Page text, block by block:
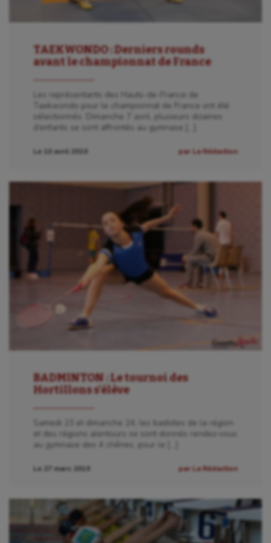
TAEKWONDO : Derniers rounds
avant le championnat de France
Les représentants des Hauts-de-France de
Taekwondo pour le championnat de France ont été
sélectionnés. Dimanche 7 avril, plusieurs dizaines
d’enfants se sont affrontés au gymnase […]
Le 10 avril 2019 par La Rédaction
BADMINTON : Le tournoi des
Hortillons s’élève
Samedi 23 et dimanche 24, les badistes de la région
et des régions alentours se sont donnés rendez-vous
au gymnase des 4 chênes, pour le […]
Le 27 mars 2019 par La Rédaction